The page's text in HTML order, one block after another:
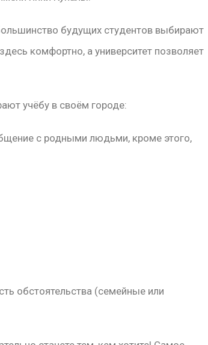
будущих студентов выбирают
комфортно, а университет позволяет
учёбу в своём городе:
с родными людьми, кроме этого,
обстоятельства (семейные или